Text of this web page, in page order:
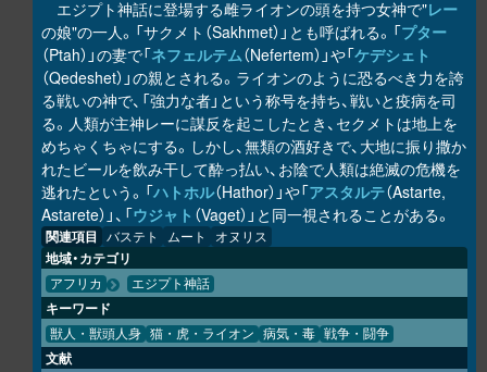
エジプト神話に登場する雌ライオンの頭を持つ女神で"レー
の娘"の一人。「サクメト（Sakhmet）」とも呼ばれる。「プター
（Ptah）」の妻で「ネフェルテム（Nefertem）」や「ケデシェト
（Qedeshet）」の親とされる。ライオンのように恐るべき力を誇
る戦いの神で、「強力な者」という称号を持ち、戦いと疫病を司
る。人類が主神レーに謀反を起こしたとき、セクメトは地上を
めちゃくちゃにする。しかし、無類の酒好きで、大地に振り撒か
れたビールを飲み干して酔っ払い、お陰で人類は絶滅の危機を
逃れたという。「ハトホル（Hathor）」や「アスタルテ（Astarte,
Astarete）」、「ウジャト （Vaget）」と同一視されることがある。
関連項目 バステト ムート オヌリス
地域・カテゴリ
アフリカ エジプト神話
キーワード
獣人・獣頭人身 猫・虎・ライオン 病気・毒 戦争・闘争
文献